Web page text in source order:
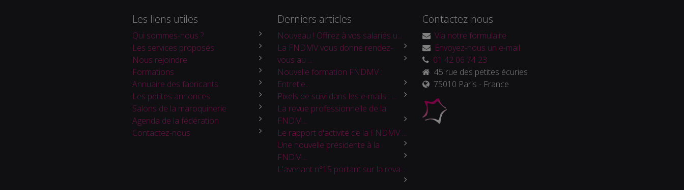
Les liens utiles
Qui sommes-nous ?
Les services proposés
Nous rejoindre
Formations
Annuaire des fabricants
Les petites annonces
Salons de la maroquinerie
Agenda de la fédération
Contactez-nous
Derniers articles
Nouveau ! Offrez à vos salariés u...
La FNDMV vous donne rendez-
vous au ...
Nouvelle formation FNDMV :
Entretie...
Pixels de suivi dans les e-mails : ...
La revue professionnelle de la
FNDM...
Le rapport d'activité de la FNDMV ...
Une nouvelle présidente à la
FNDM...
L'avenant n°15 portant sur la reva...
Contactez-nous
Via notre formulaire
Envoyez-nous un e-mail
01 42 06 74 23
45 rue des petites écuries
75010 Paris - France